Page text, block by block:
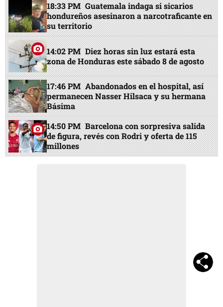
18:33 PM Guatemala indaga si sicarios
hondureños asesinaron a narcotraficante en
su territorio
14:02 PM Diez horas sin luz estará esta
zona de Honduras este sábado 8 de agosto
17:46 PM Abandonados en el hospital, así
permanecen Nasser Hilsaca y su hermana
Básima
14:50 PM Barcelona con sorpresiva salida
de figura, revés con Rodri y oferta de 115
millones